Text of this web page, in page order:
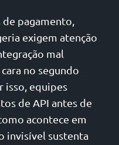
de pagamento,
exigem atenção
mal
no segundo
isso, equipes
de API antes de
acontece em
invisível sustenta